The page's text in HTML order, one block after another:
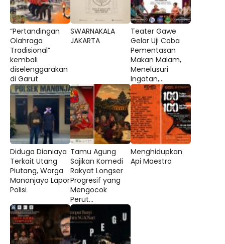
“Pertandingan
Olahraga
Tradisional”
kembali
diselenggarakan
di Garut
SWARNAKALA
JAKARTA
Teater Gawe
Gelar Uji Coba
Pementasan
Makan Malam,
Menelusuri
Ingatan,...
Diduga Dianiaya
Terkait Utang
Piutang, Warga
Manonjaya Lapor
Polisi
Tamu Agung
Sajikan Komedi
Rakyat Longser
Progresif yang
Mengocok
Perut...
Menghidupkan
Api Maestro